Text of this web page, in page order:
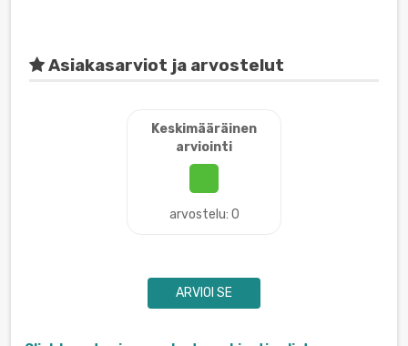
Asiakasarviot ja arvostelut
Keskimääräinen
arviointi
arvostelu: 0
ARVIOI SE